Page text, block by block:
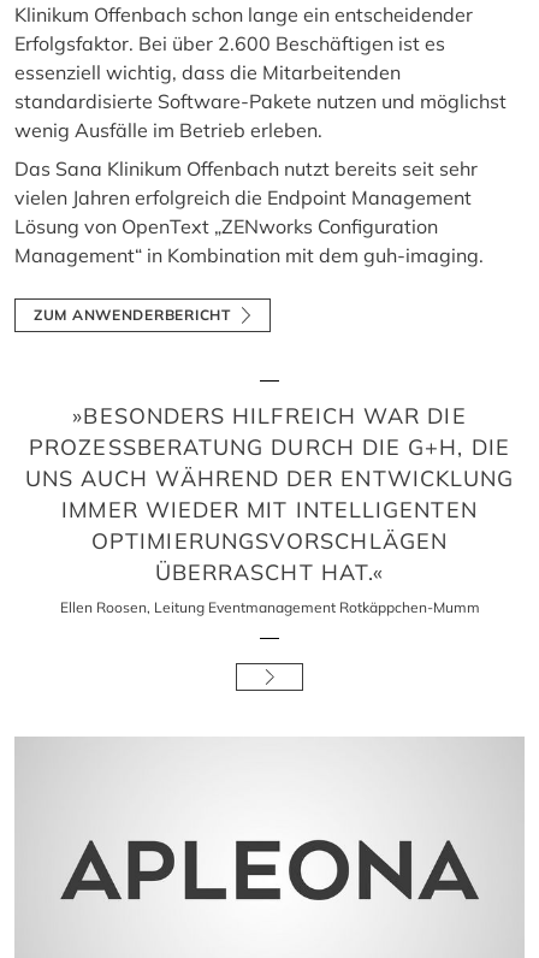
Klinikum Offenbach schon lange ein entscheidender
Erfolgsfaktor. Bei über 2.600 Beschäftigen ist es
essenziell wichtig, dass die Mitarbeitenden
standardisierte Software-Pakete nutzen und möglichst
wenig Ausfälle im Betrieb erleben.
Das Sana Klinikum Offenbach nutzt bereits seit sehr
vielen Jahren erfolgreich die Endpoint Management
Lösung von OpenText „ZENworks Configuration
Management“ in Kombination mit dem guh-imaging.
ZUM ANWENDERBERICHT
»BESONDERS HILFREICH WAR DIE
PROZESSBERATUNG DURCH DIE G+H, DIE
UNS AUCH WÄHREND DER ENTWICKLUNG
IMMER WIEDER MIT INTELLIGENTEN
OPTIMIERUNGSVORSCHLÄGEN
ÜBERRASCHT HAT.«
Ellen Roosen, Leitung Eventmanagement Rotkäppchen-Mumm